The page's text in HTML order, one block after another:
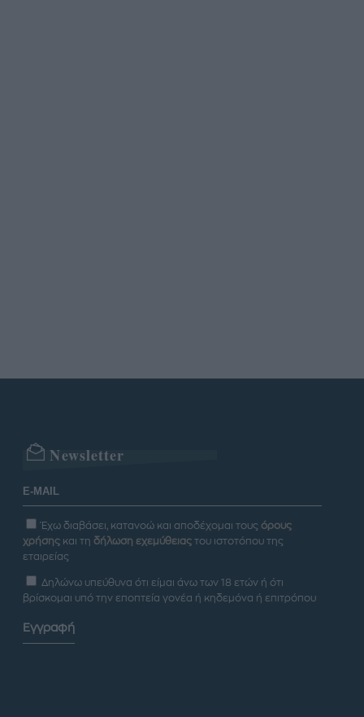
Newsletter
Έχω διαβάσει, κατανοώ και αποδέχομαι τους όρους
χρήσης και τη δήλωση εχεμύθειας του ιστοτόπου της
εταιρείας
Δηλώνω υπεύθυνα ότι είμαι άνω των 18 ετών ή ότι
βρίσκομαι υπό την εποπτεία γονέα ή κηδεμόνα ή επιτρόπου
Εγγραφή